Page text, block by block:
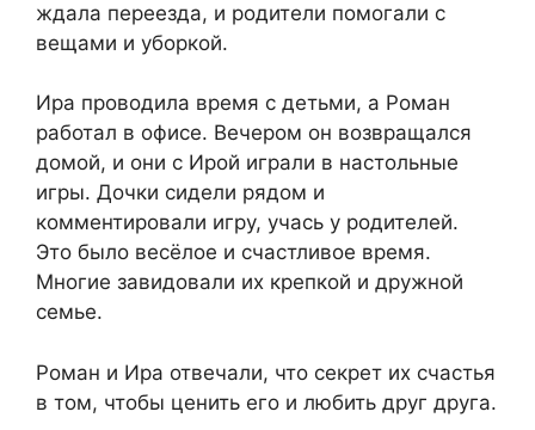
ждала переезда, и родители помогали с
вещами и уборкой.
Ира проводила время с детьми, а Роман
работал в офисе. Вечером он возвращался
домой, и они с Ирой играли в настольные
игры. Дочки сидели рядом и
комментировали игру, учась у родителей.
Это было весёлое и счастливое время.
Многие завидовали их крепкой и дружной
семье.
Роман и Ира отвечали, что секрет их счастья
в том, чтобы ценить его и любить друг друга.